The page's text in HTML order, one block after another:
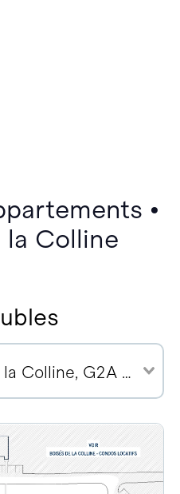
•
la Colline
11657 Boulevard de la Colline, G2A 2E1 (2)